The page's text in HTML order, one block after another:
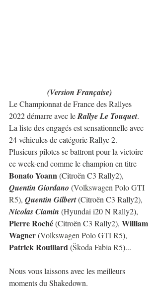
(Version Française)
Le Championnat de France des Rallyes
2022 démarre avec le Rallye Le Touquet.
La liste des engagés est sensationnelle avec
24 véhicules de catégorie Rallye 2.
Plusieurs pilotes se battront pour la victoire
ce week-end comme le champion en titre
Bonato Yoann (Citroën C3 Rally2),
Quentin Giordano (Volkswagen Polo GTI
R5), Quentin Gilbert (Citroën C3 Rally2),
Nicolas Ciamin (Hyundai i20 N Rally2),
Pierre Roché (Citroën C3 Rally2), William
Wagner (Volkswagen Polo GTI R5),
Patrick Rouillard (Škoda Fabia R5)...
Nous vous laissons avec les meilleurs
moments du Shakedown.